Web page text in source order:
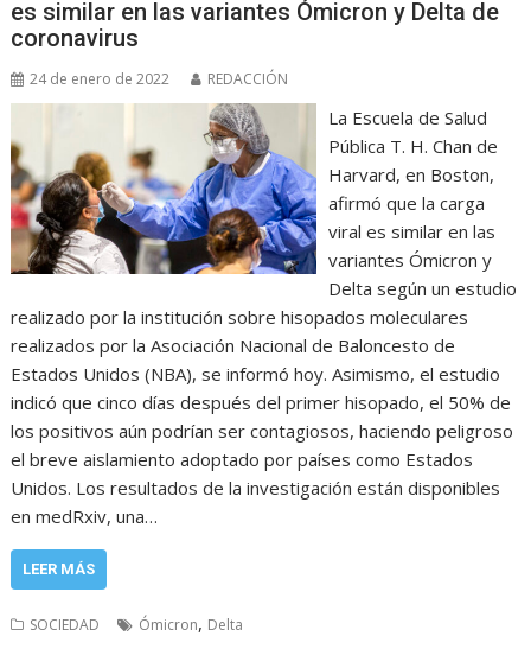
es similar en las variantes Ómicron y Delta de
coronavirus
24 de enero de 2022 REDACCIÓN
La Escuela de Salud
Pública T. H. Chan de
Harvard, en Boston,
afirmó que la carga
viral es similar en las
variantes Ómicron y
Delta según un estudio
realizado por la institución sobre hisopados moleculares
realizados por la Asociación Nacional de Baloncesto de
Estados Unidos (NBA), se informó hoy. Asimismo, el estudio
indicó que cinco días después del primer hisopado, el 50% de
los positivos aún podrían ser contagiosos, haciendo peligroso
el breve aislamiento adoptado por países como Estados
Unidos. Los resultados de la investigación están disponibles
en medRxiv, una…
LEER MÁS
SOCIEDAD Ómicron, Delta